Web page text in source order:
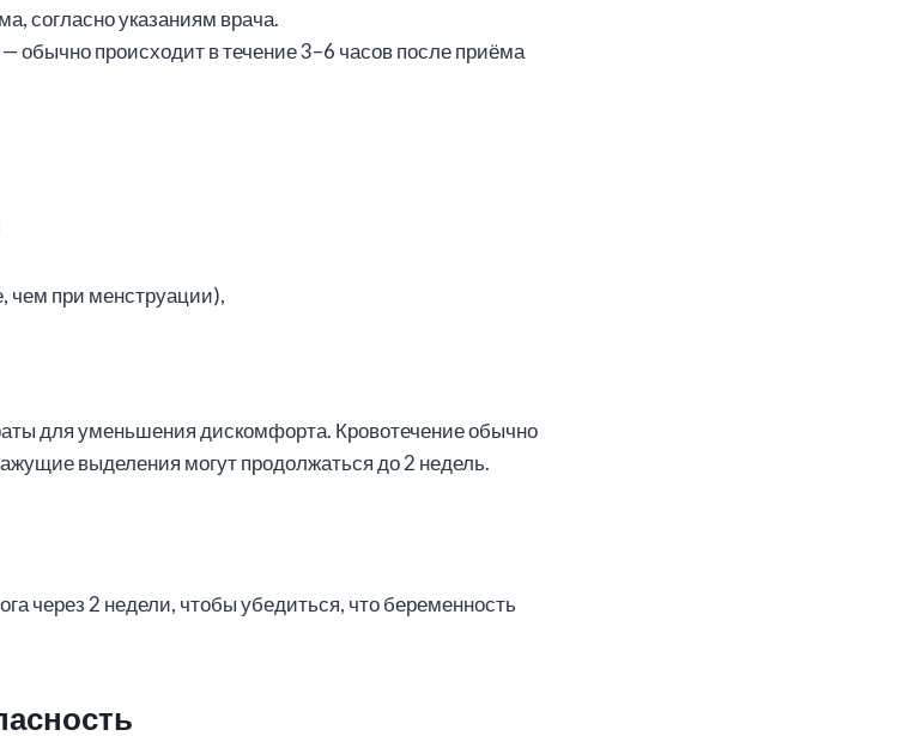
согласно указаниям врача.
— обычно происходит в течение 3–6 часов после приёма
чем при менструации),
для уменьшения дискомфорта. Кровотечение обычно
выделения могут продолжаться до 2 недель.
через 2 недели, чтобы убедиться, что беременность